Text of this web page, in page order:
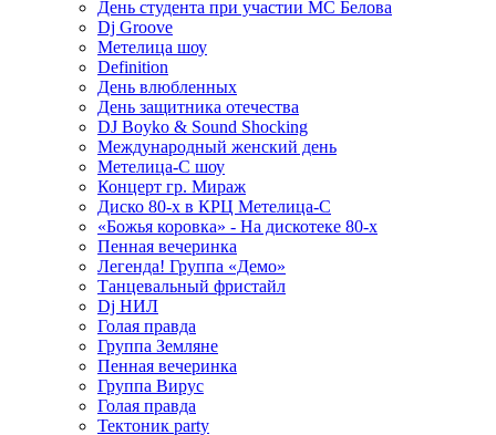
День студента при участии МС Белова
Dj Groove
Метелица шоу
Definition
День влюбленных
День защитника отечества
DJ Boyko & Sound Shocking
Международный женский день
Метелица-С шоу
Концерт гр. Мираж
Диско 80-х в КРЦ Метелица-С
«Божья коровка» - На дискотеке 80-х
Пенная вечеринка
Легенда! Группа «Демо»
Танцевальный фристайл
Dj НИЛ
Голая правда
Группа Земляне
Пенная вечеринка
Группа Вирус
Голая правда
Тектоник party